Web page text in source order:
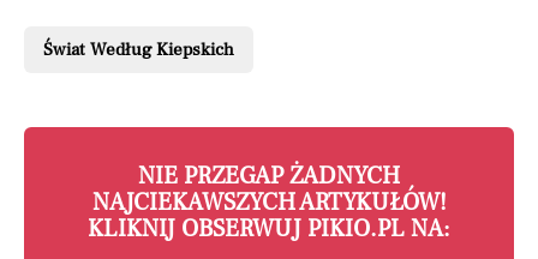
Świat Według Kiepskich
NIE PRZEGAP ŻADNYCH
NAJCIEKAWSZYCH ARTYKUŁÓW!
KLIKNIJ OBSERWUJ PIKIO.PL NA: